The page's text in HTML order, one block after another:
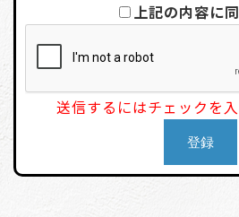
上記の内容に
送信するにはチェックを入